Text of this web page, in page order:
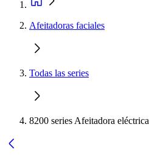
Afeitadoras faciales
Todas las series
8200 series Afeitadora eléctrica